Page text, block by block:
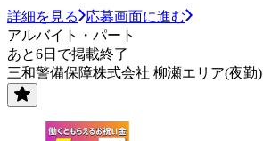
詳細を見る
応募画面に進む
アルバイト・パート
あと6日で掲載終了
三和警備保障株式会社 柳瀬エリア(夜勤)